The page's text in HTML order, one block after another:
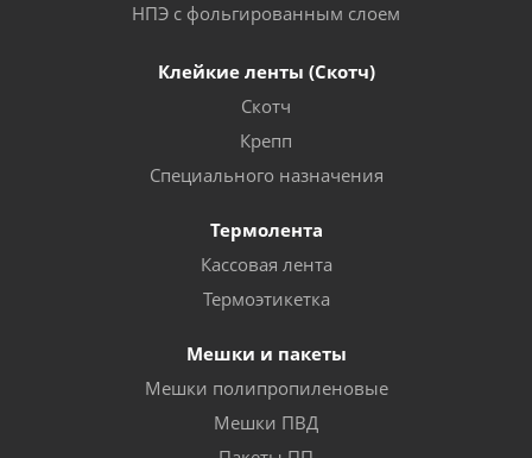
НПЭ с фольгированным слоем
Клейкие ленты (Скотч)
Скотч
Крепп
Специального назначения
Термолента
Кассовая лента
Термоэтикетка
Мешки и пакеты
Мешки полипропиленовые
Мешки ПВД